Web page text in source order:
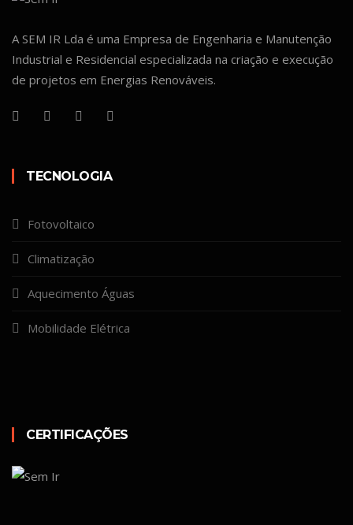
A SEM IR Lda é uma Empresa de Engenharia e Manutenção
Industrial e Residencial especializada na criação e execução
de projetos em Energias Renováveis.
TECNOLOGIA
Fotovoltaico
Climatização
Aquecimento Águas
Mobilidade Elétrica
CERTIFICAÇÕES